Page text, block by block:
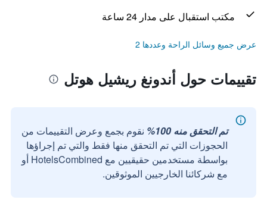
مكتب استقبال على مدار 24 ساعة
عرض جميع وسائل الراحة وعددها 2
تقييمات حول أندونغ ريشيل هوتل
تم التحقق منه 100%
نقوم بجمع وعرض التقييمات من
الحجوزات التي تم التحقق منها فقط والتي تم إجراؤها
بواسطة مستخدمين حقيقيين مع HotelsCombined أو
مع شركائنا الخارجيين الموثوقين.